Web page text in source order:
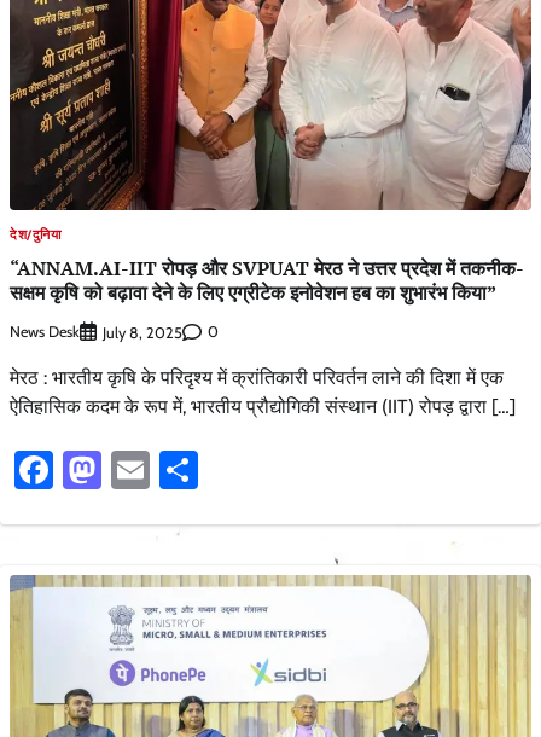
देश/दुनिया
“ANNAM.AI-IIT रोपड़ और SVPUAT मेरठ ने उत्तर प्रदेश में तकनीक-
सक्षम कृषि को बढ़ावा देने के लिए एग्रीटेक इनोवेशन हब का शुभारंभ किया”
News Desk July 8, 2025 0
मेरठ : भारतीय कृषि के परिदृश्य में क्रांतिकारी परिवर्तन लाने की दिशा में एक
ऐतिहासिक कदम के रूप में, भारतीय प्रौद्योगिकी संस्थान (IIT) रोपड़ द्वारा […]
Facebook
Mastodon
Email